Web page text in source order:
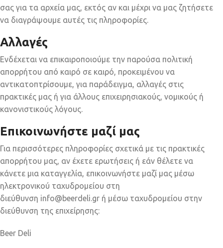
σας για τα αρχεία μας, εκτός αν και μέχρι να μας ζητήσετε
να διαγράψουμε αυτές τις πληροφορίες.
Αλλαγές
Ενδέχεται να επικαιροποιούμε την παρούσα πολιτική
απορρήτου από καιρό σε καιρό, προκειμένου να
αντικατοπτρίσουμε, για παράδειγμα, αλλαγές στις
πρακτικές μας ή για άλλους επιχειρησιακούς, νομικούς ή
κανονιστικούς λόγους.
Επικοινωνήστε μαζί μας
Για περισσότερες πληροφορίες σχετικά με τις πρακτικές
απορρήτου μας, αν έχετε ερωτήσεις ή εάν θέλετε να
κάνετε μια καταγγελία, επικοινωνήστε μαζί μας μέσω
ηλεκτρονικού ταχυδρομείου στη
διεύθυνση info@beerdeli.gr ή μέσω ταχυδρομείου στην
διεύθυνση της επιχείρησης:
Beer Deli